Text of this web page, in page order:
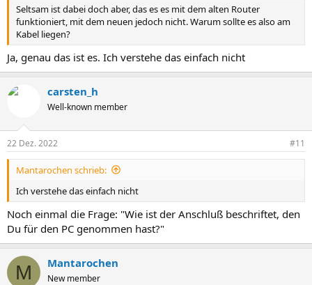
Seltsam ist dabei doch aber, das es es mit dem alten Router
funktioniert, mit dem neuen jedoch nicht. Warum sollte es also am
Kabel liegen?
Ja, genau das ist es. Ich verstehe das einfach nicht
carsten_h
Well-known member
22 Dez. 2022 #11
Mantarochen schrieb:
Ich verstehe das einfach nicht
Noch einmal die Frage: "Wie ist der Anschluß beschriftet, den
Du für den PC genommen hast?"
M Mantarochen
New member